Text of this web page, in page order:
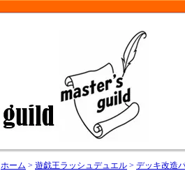
ホーム > 遊戯王ラッシュデュエル > デッキ改造